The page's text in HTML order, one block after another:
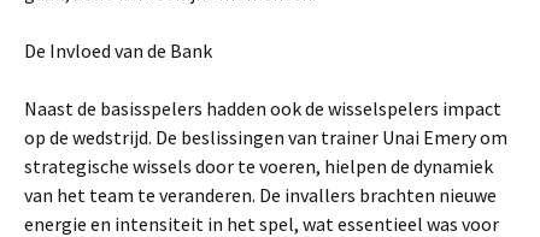
De Invloed van de Bank
Naast de basisspelers hadden ook de wisselspelers impact
op de wedstrijd. De beslissingen van trainer Unai Emery om
strategische wissels door te voeren, hielpen de dynamiek
van het team te veranderen. De invallers brachten nieuwe
energie en intensiteit in het spel, wat essentieel was voor